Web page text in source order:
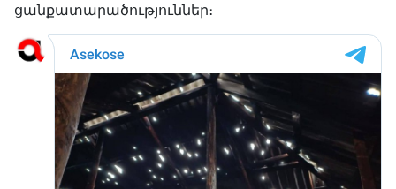
ցանքատարածություններ։